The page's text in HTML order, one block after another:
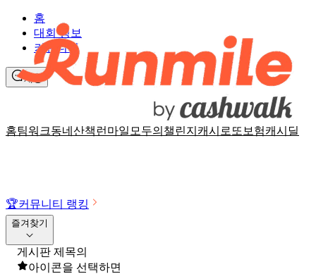
홈팀워크동네산책 런마일 모두의챌린지 캐시로또 보험캐시딜
홈
대회 정보
커뮤니티
채팅
🏆커뮤니티 랭킹
즐겨찾기
게시판 제목의
아이콘을 선택하면